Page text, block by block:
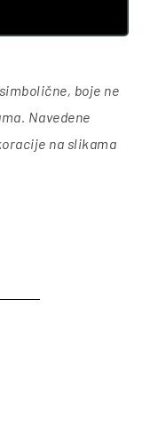
boje ne
Navedene
na slikama